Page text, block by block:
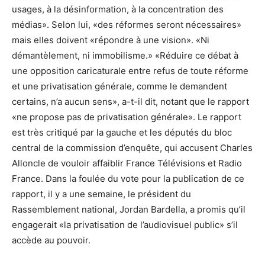
usages, à la désinformation, à la concentration des
médias». Selon lui, «des réformes seront nécessaires»
mais elles doivent «répondre à une vision». «Ni
démantèlement, ni immobilisme.» «Réduire ce débat à
une opposition caricaturale entre refus de toute réforme
et une privatisation générale, comme le demandent
certains, n’a aucun sens», a-t-il dit, notant que le rapport
«ne propose pas de privatisation générale». Le rapport
est très critiqué par la gauche et les députés du bloc
central de la commission d’enquête, qui accusent Charles
Alloncle de vouloir affaiblir France Télévisions et Radio
France. Dans la foulée du vote pour la publication de ce
rapport, il y a une semaine, le président du
Rassemblement national, Jordan Bardella, a promis qu’il
engagerait «la privatisation de l’audiovisuel public» s’il
accède au pouvoir.